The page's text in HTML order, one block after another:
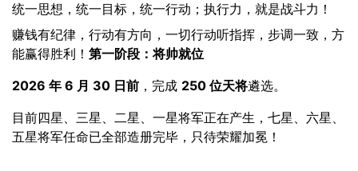
统一思想，统一目标，统一行动；执行力，就是战斗力！
赚钱有纪律，行动有方向，一切行动听指挥，步调一致，方
能赢得胜利！ 第一阶段：将帅就位
2026 年6 月 30 日前，完成 250 位天将遴选。
目前四星、三星、二星、一星将军正在产生，七星、六星、
五星将军任命已全部造册完毕，只待荣耀加冕！